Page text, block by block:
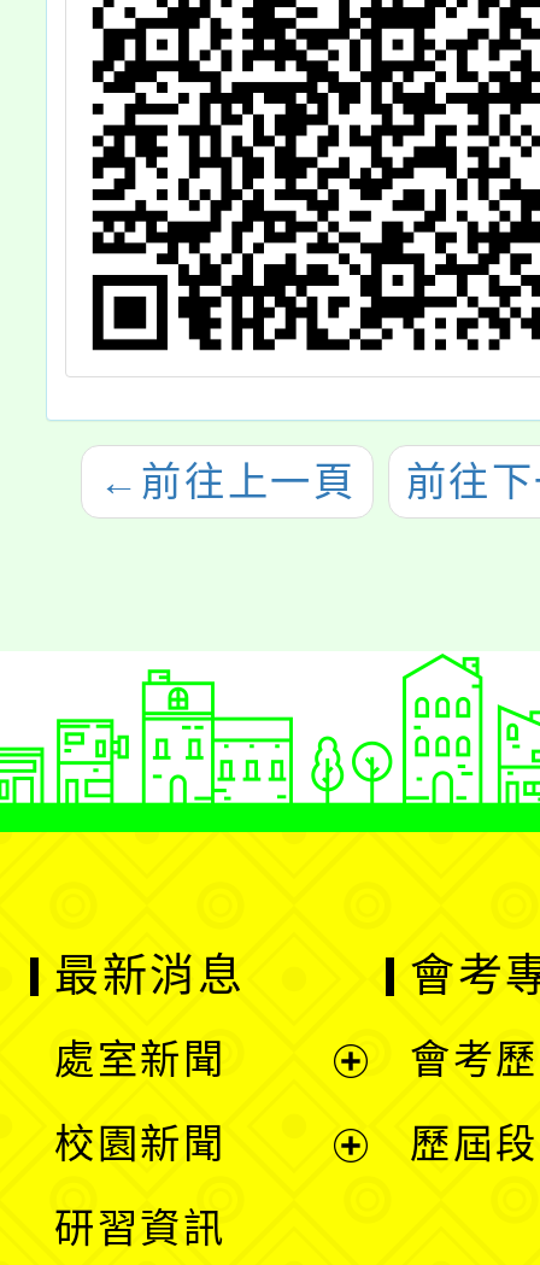
← 前往上一頁 前往
最新消息
處室新聞
校園新聞
研習資訊
會考
會考
歷屆